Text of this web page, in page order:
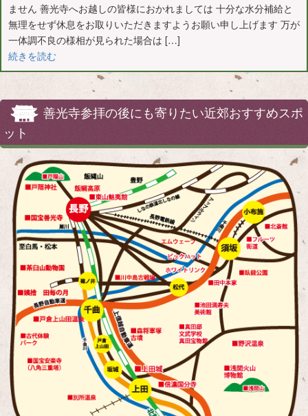
ません 善光寺へお越しの皆様におかれましては 十分な水分補給と
無理をせず休息をお取りいただきますようお願い申し上げます 万が
一体調不良の様相が見られた場合は […]
続きを読む
善光寺参拝の後にも寄りたい近郊おすすめスポ
ット